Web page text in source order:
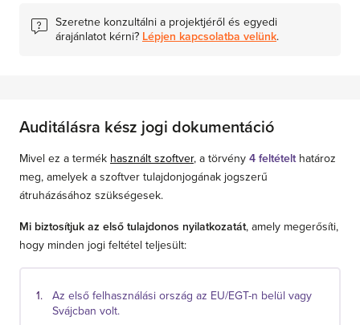
Szeretne konzultálni a projektjéről és egyedi
árajánlatot kérni? Lépjen kapcsolatba velünk.
Auditálásra kész jogi dokumentáció
Mivel ez a termék használt szoftver, a törvény 4 feltételthatároz
meg, amelyek a szoftver tulajdonjogának jogszerű
átruházásához szükségesek.
Mi biztosítjuk az első tulajdonos nyilatkozatát, amely megerősíti,
hogy minden jogi feltétel teljesült:
Az első felhasználási ország az EU/EGT-n belül vagy
Svájcban volt.